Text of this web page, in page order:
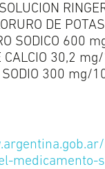
DE
SODICO 600
CALCIO 30,2
SODIO 300 mg/
medicamento-